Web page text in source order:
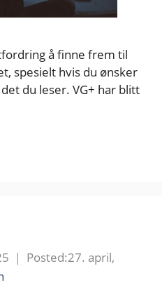
å finne frem til
spesielt hvis du ønsker
du leser. VG+ har blitt
27. april,